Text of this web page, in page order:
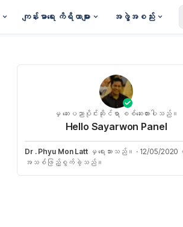
ကျန်းမာရေး ကိရိယာများ အဖွဲ့အစည်း
မှ ဆေးပညာပိုင်းဆိုင်ရာ စစ်ဆေးထားပါသည်။
Hello Sayarwon Panel
Dr . Phyu Mon Lattမှ ရေးသားသည်။ · 12/05/
အသစ်ဖြည့်စွက်ခဲ့သည်။